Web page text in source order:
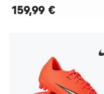
159,99 €